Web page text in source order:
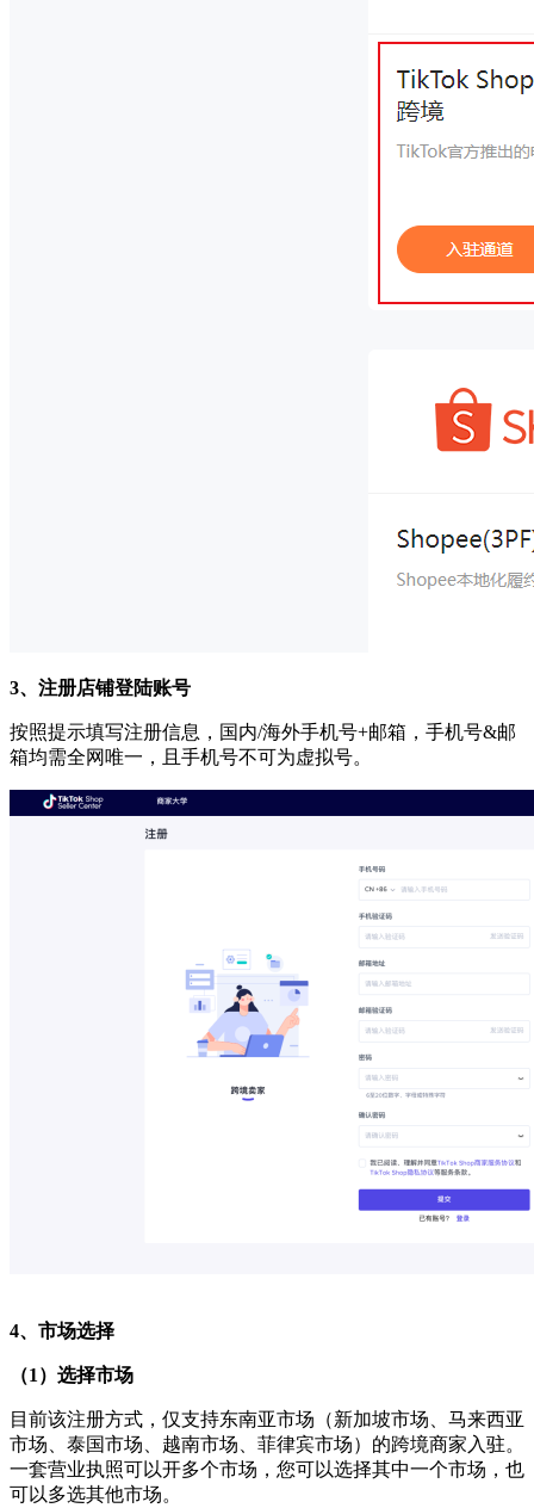
3、 注册店铺登陆账号
按照提示填写注册信息，国内/海外手机号+邮箱，手机号&邮
箱均需全网唯一，且手机号不可为虚拟号。
4、市场选择
（1 ） 选择市场
目前该注册方式，仅支持东南亚市场（新加坡市场、马来西亚
市场、泰国市场、越南市场、菲律宾市场）的跨境商家入驻。
一套营业执照可以开多个市场，您可以选择其中一个市场，也
可以多选其他市场。